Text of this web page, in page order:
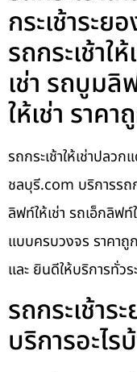
กระเช้าระ
รถกระเช้าใ
เช่า รถบูมลิ
ให้เช่า ราคา
รถกระเช้าให้เช่าปลวก
ชลบุรี.com บริการรถ
ลิฟท์ให้เช่า รถเอ็กลิฟท์
แบบครบวงจร ราคา
และ ยินดีให้บริการทั่ว
รถกระเช้า
บริการอะไร